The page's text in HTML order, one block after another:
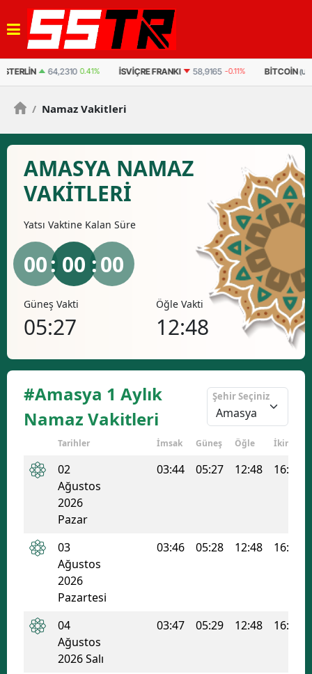
İSVIÇRE FRANKI 58,9165 -0.11% BITCOIN(USDT) 63.215,04 0.474%
/ Namaz Vakitleri
AMASYA NAMAZ
VAKİTLERİ
Yatsı Vaktine Kalan Süre
00: 00 :00
Güneş Vakti
05:27
Öğle Vakti
12:48
#Amasya 1 Aylık
Namaz Vakitleri
Şehir Seçiniz
Tarihler İmsak Güneş Öğle İkindi
02
Ağustos
2026
Pazar
03:44 05:27 12:48 16:42
03
Ağustos
2026
Pazartesi
03:46 05:28 12:48 16:41
04
Ağustos
2026 Salı
03:47 05:29 12:48 16:41